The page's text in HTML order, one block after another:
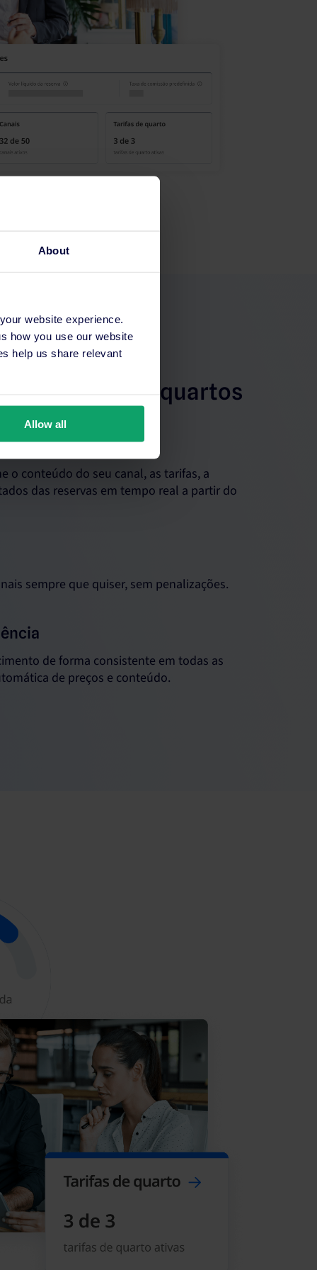
About
website experience.
how you use our website
help us share relevant
Allow all
os seus quartos
o conteúdo do seu canal, as tarifas, a
das reservas em tempo real a partir do
sempre que quiser, sem penalizações.
de forma consistente em todas as
de preços e conteúdo.